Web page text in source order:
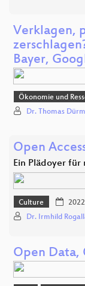
Verklagen,
Bayer,
Ökonomie und
Dr. Thomas
Open
Ein Plädoyer
Culture
Dr. Irmhild
Open Data,